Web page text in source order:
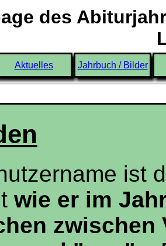
des
Aktuelles Jahrbuch / Bilder
ist
wie er im
zwischen